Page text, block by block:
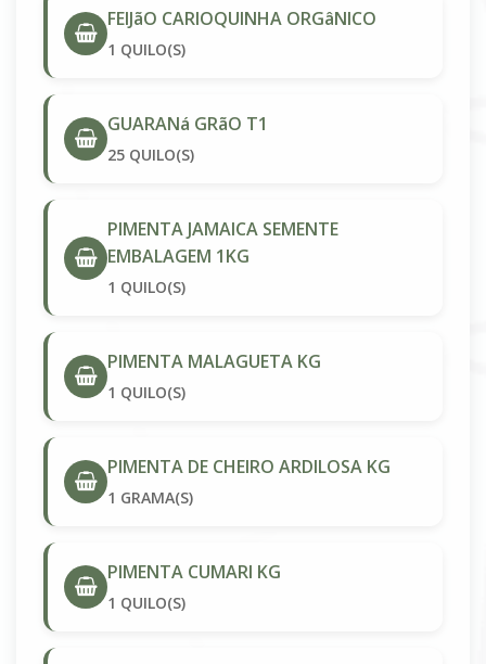
FEIJãO CARIOQUINHA ORGâNICO
1 QUILO(S)
GUARANá GRãO T1
25 QUILO(S)
PIMENTA JAMAICA SEMENTE
EMBALAGEM 1KG
1 QUILO(S)
PIMENTA MALAGUETA KG
1 QUILO(S)
PIMENTA DE CHEIRO ARDILOSA KG
1 GRAMA(S)
PIMENTA CUMARI KG
1 QUILO(S)